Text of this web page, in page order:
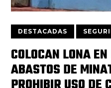
DESTACADAS
COLOCAN LONA
ABASTOS DE